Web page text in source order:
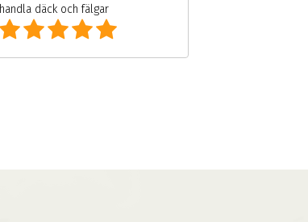
handla däck och fälgar